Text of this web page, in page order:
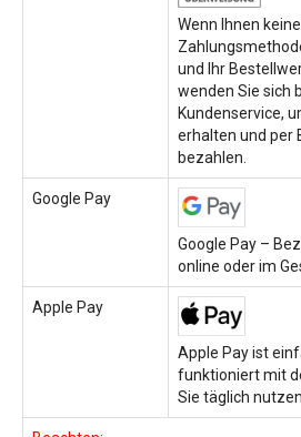
Wenn Ihnen
und Ihr
wenden Sie sich
Kundenservice,
erhalten und per
bezahlen.
Google Pay
Google Pay –
online oder im
Apple Pay
Apple Pay ist
funktioniert mit
Sie täglich nutzen.